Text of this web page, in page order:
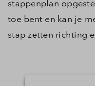
stappenplan
toe bent en kan je
stap zetten richting